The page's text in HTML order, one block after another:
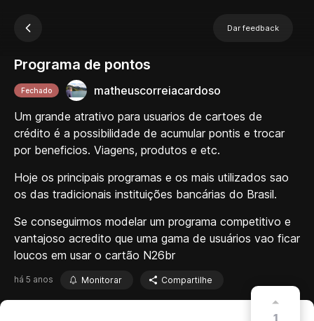
Dar feedback
Programa de pontos
Fechado
matheuscorreiacardoso
Um grande atrativo para usuarios de cartoes de
crédito é a possibilidade de acumular pontis e trocar
por beneficios. Viagens, produtos e etc.
Hoje os principais programas e os mais utilizados sao
os das tradicionais instituições bancárias do Brasil.
Se conseguirmos modelar um programa competitivo e
vantajoso acredito que uma gama de usuários vao ficar
loucos em usar o cartão N26br
há 5 anos Monitorar Compartilhe
1